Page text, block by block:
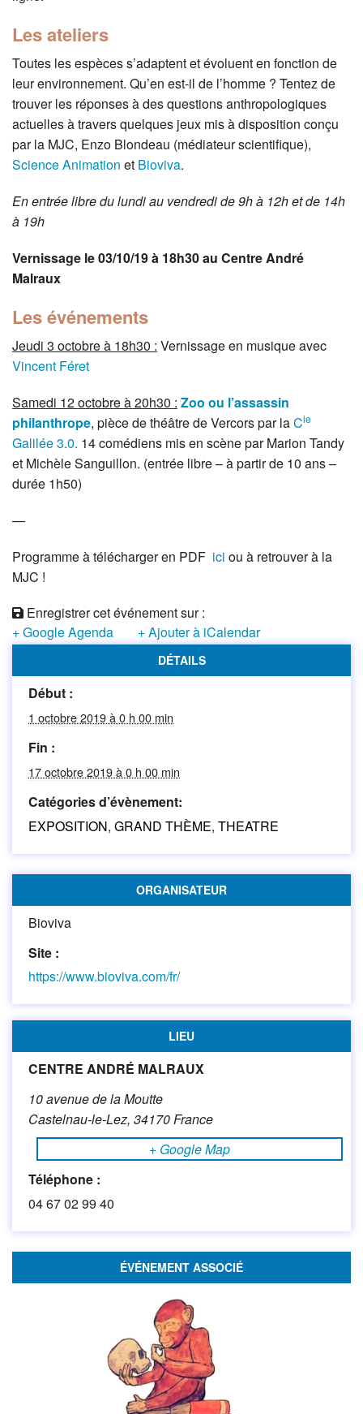
Les ateliers
Toutes les espèces s’adaptent et évoluent en fonction de
leur environnement. Qu’en est-il de l’homme ? Tentez de
trouver les réponses à des questions anthropologiques
actuelles à travers quelques jeux mis à disposition conçu
par la MJC, Enzo Blondeau (médiateur scientifique),
Science Animation et Bioviva.
En entrée libre du lundi au vendredi de 9h à 12h et de 14h
à 19h
Vernissage le 03/10/19 à 18h30 au Centre André
Malraux
Les événements
Jeudi 3 octobre à 18h30 : Vernissage en musique avec
Vincent Féret
Samedi 12 octobre à 20h30 : Zoo ou l’assassin
philanthrope, pièce de théâtre de Vercors par laCie
Galilée 3.0. 14 comédiens mis en scène par Marion Tandy
et Michèle Sanguillon. (entrée libre – à partir de 10 ans –
durée 1h50)
—
Programme à télécharger en PDF ici ou à retrouver à la
MJC !
Enregistrer cet événement sur :
+ Google Agenda
+ Ajouter à iCalendar
DÉTAILS
Début :
1 octobre 2019 à 0 h 00 min
Fin :
17 octobre 2019 à 0 h 00 min
Catégories d’évènement:
EXPOSITION, GRAND THÈME, THEATRE
ORGANISATEUR
Bioviva
Site :
https://www.bioviva.com/fr/
LIEU
CENTRE ANDRÉ MALRAUX
10 avenue de la Moutte
Castelnau-le-Lez, 34170France
+ Google Map
Téléphone :
04 67 02 99 40
ÉVÉNEMENT ASSOCIÉ